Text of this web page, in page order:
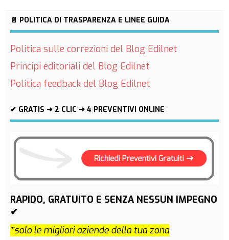
📄 POLITICA DI TRASPARENZA E LINEE GUIDA
Politica sulle correzioni del Blog Edilnet
Principi editoriali del Blog Edilnet
Politica feedback del Blog Edilnet
✔ GRATIS ➜ 2 CLIC ➜ 4 PREVENTIVI ONLINE
RAPIDO, GRATUITO E SENZA NESSUN IMPEGNO
✔
*solo le migliori aziende della tua zona